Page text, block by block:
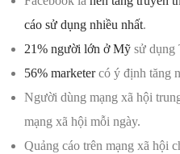
cáo sử dụng nhiều nhất.
21% người lớn ở Mỹ sử dụng
56% marketercó ý định tăng
Người dùng mạng xã hội
mạng xã hội mỗi ngày.
Quảng cáo trên mạng xã hội